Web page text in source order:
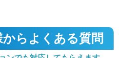
らよくある質問